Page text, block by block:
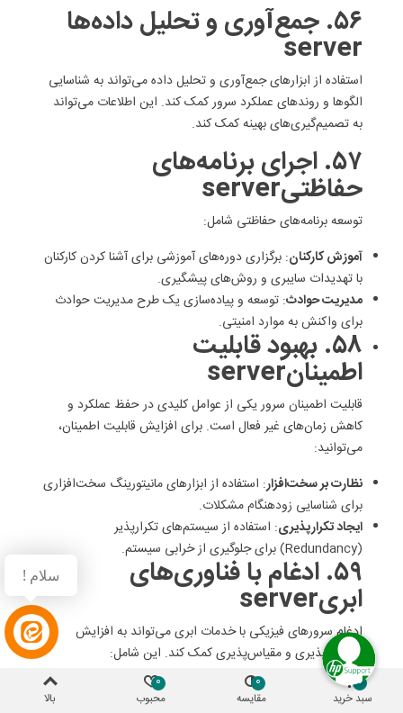
۵۶. جمع‌آوری و تحلیل داده‌ها
server
استفاده از ابزارهای جمع‌آوری و تحلیل داده می‌تواند به شناسایی
الگوها و روندهای عملکرد سرور کمک کند. این اطلاعات می‌تواند
به تصمیم‌گیری‌های بهینه کمک کند.
۵۷. اجرای برنامه‌های
حفاظتیserver
توسعه برنامه‌های حفاظتی شامل:
آموزش کارکنان: برگزاری دوره‌های آموزشی برای آشنا کردن کارکنان
با تهدیدات سایبری و روش‌های پیشگیری.
مدیریت حوادث: توسعه و پیاده‌سازی یک طرح مدیریت حوادث
برای واکنش به موارد امنیتی.
۵۸. بهبود قابلیت
اطمینانserver
قابلیت اطمینان سرور یکی از عوامل کلیدی در حفظ عملکرد و
کاهش زمان‌های غیر فعال است. برای افزایش قابلیت اطمینان،
می‌توانید:
نظارت بر سخت‌افزار: استفاده از ابزارهای مانیتورینگ سخت‌افزاری
برای شناسایی زودهنگام مشکلات.
ایجاد تکرارپذیری: استفاده از سیستم‌های تکرارپذیر
(Redundancy) برای جلوگیری از خرابی سیستم.
۵۹. ادغام با فناوری‌های
ابریserver
ادغام سرورهای فیزیکی با خدمات ابری می‌تواند به افزایش
انعطاف‌پذیری و مقیاس‌پذیری کمک کند. این شامل:
بازیابی از بلایای طبیعی: استفاده از خدمات ابری برای ایجاد
سبد خرید
0
مقایسه
0
محبوب
0
بالا
سلام !